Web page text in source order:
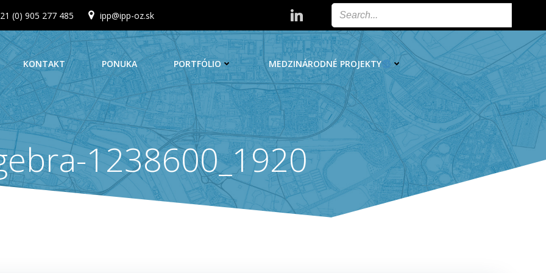
(0) 905 277 485 ipp@ipp-oz.sk
KONTAKT PONUKA PORTFÓLIO MEDZINÁRODNÉ PROJEKTY
1238600_1920